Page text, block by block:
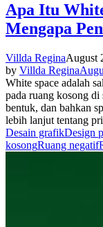
Apa Itu
Mengapa
Villda ReginaAugust
by Villda Regina
White space adalah
pada ruang kosong
bentuk, dan bahkan
lebih lanjut tentang
Desain grafikDesign
kosongRuang negatif